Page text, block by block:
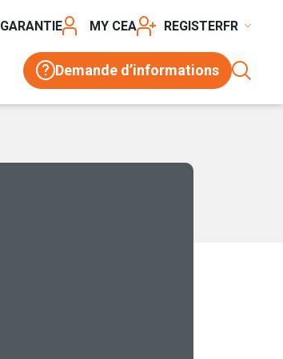
Demande d’informations
GARANTIE MY CEA REGISTER